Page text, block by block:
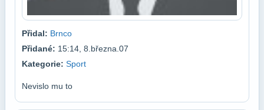
Přidal: Brnco
Přidané: 15:14, 8.března.07
Kategorie: Sport
Nevislo mu to